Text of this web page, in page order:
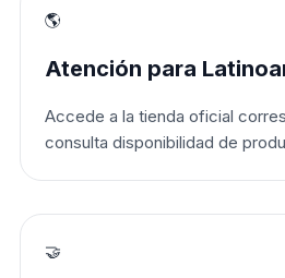
🌎
Atención para
Accede a la tienda oficial
consulta disponibilidad de
🤝